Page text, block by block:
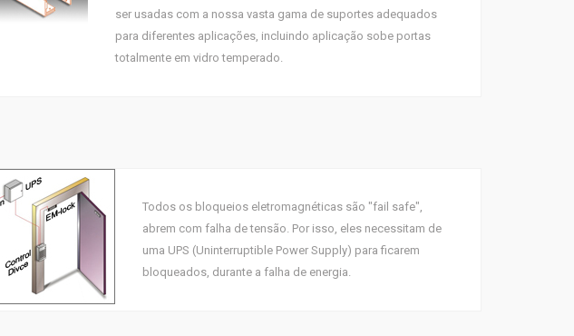
ser usadas com a nossa vasta gama de suportes adequados
para diferentes aplicações, incluindo aplicação sobe portas
totalmente em vidro temperado.
Todos os bloqueios eletromagnéticas são "fail safe",
abrem com falha de tensão. Por isso, eles necessitam de
uma UPS (Uninterruptible Power Supply) para ficarem
bloqueados, durante a falha de energia.